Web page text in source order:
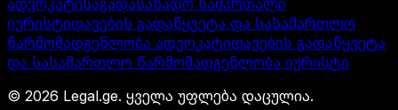
იურისტიდავების გადაწყვეტა და სასამართლო
წარმომადგენლობა ადვოკატიდავების გადაწყვეტა
და სასამართლო წარმომადგენლობა იურისტი
© 2026 Legal.ge. ყველა უფლება დაცულია.